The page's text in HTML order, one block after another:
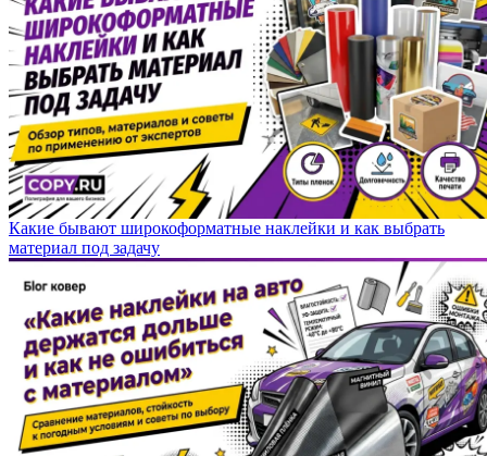
Какие бывают широкоформатные наклейки и как выбрать
материал под задачу